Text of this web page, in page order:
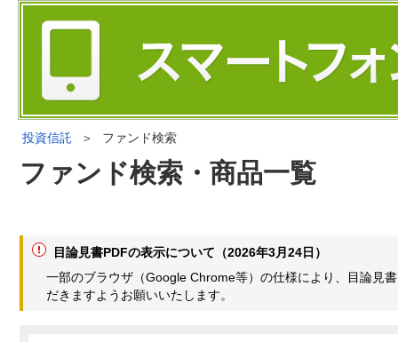
投資信託 ＞ ファンド検索
ファンド検索・商品一覧
目論見書PDFの表示について（2026年3月24日）
一部のブラウザ（Google Chrome等）の仕様により、目論見
だきますようお願いいたします。